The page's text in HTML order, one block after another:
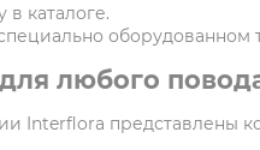
каталоге.
любого
Interflora представлены